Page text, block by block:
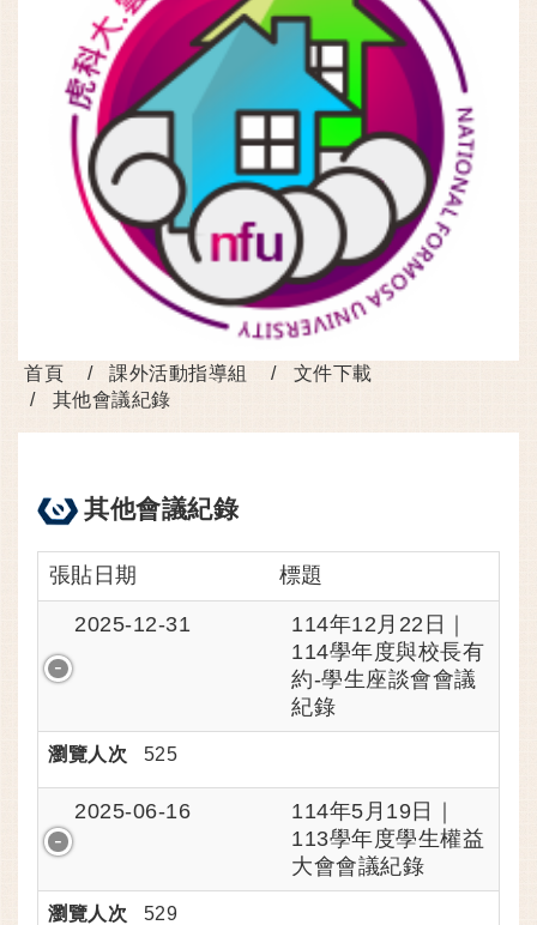
首頁 課外活動指導組
文件下載
其他會議紀錄
其他會議紀錄
張貼日期 標題
2025-12-31
114年12月22日｜
114學年度與校長有
約-學生座談會會議
紀錄
瀏覽人次 525
2025-06-16
114年5月19日｜
113學年度學生權益
大會會議紀錄
瀏覽人次 529